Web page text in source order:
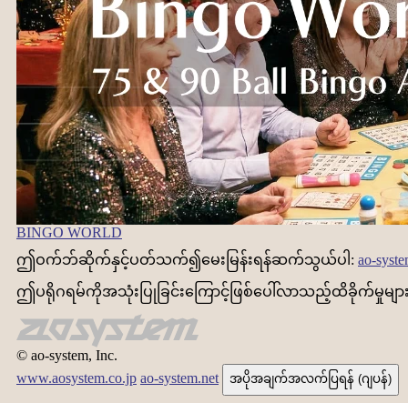
BINGO WORLD
ဤဝက်ဘ်ဆိုက်နှင့်ပတ်သက်၍မေးမြန်းရန်ဆက်သွယ်ပါ: ao-
ဤပရိုဂရမ်ကိုအသုံးပြုခြင်းကြောင့်ဖြစ်ပေါ်လာသည့်ထိခိုက်မှုမ
© ao-system, Inc.
www.aosystem.co.jp ao-system.net အပိုအချက်အလက်ပြရန် (ဂျပန်)